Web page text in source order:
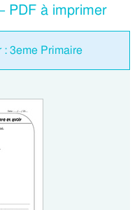
PDF à imprimer
: 3eme Primaire